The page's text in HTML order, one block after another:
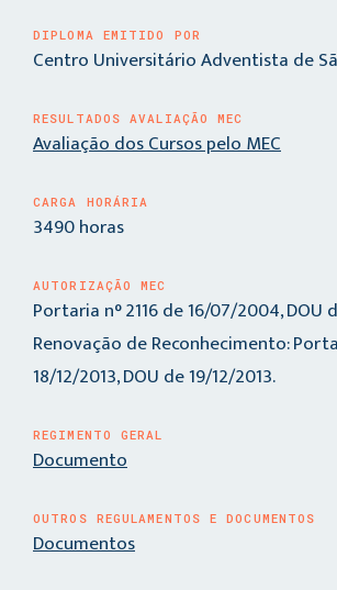
DIPLOMA EMITIDO POR
Centro Universitário Adventista de
RESULTADOS AVALIAÇÃO MEC
Avaliação dos Cursos pelo MEC
CARGA HORÁRIA
3490 horas
AUTORIZAÇÃO MEC
Portaria n° 2116 de 16/07/2004, DOU
Renovação de Reconhecimento:
18/12/2013, DOU de 19/12/2013.
REGIMENTO GERAL
Documento
OUTROS REGULAMENTOS E DOCUMENTOS
Documentos